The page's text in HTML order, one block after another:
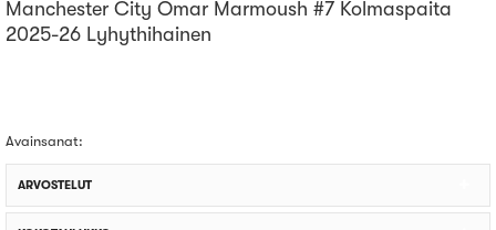
Manchester City Omar Marmoush #7 Kolmaspaita
2025-26 Lyhythihainen
Avainsanat:
ARVOSTELUT